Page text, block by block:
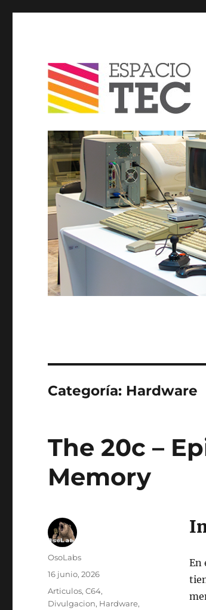
Blog
Categoría: Hardware
The 20c –
Memory
En
Autor
OsoLabs
Publicado
16 junio, 2026
Categorías
Articulos,C64,
Divulgacion, Hardware,